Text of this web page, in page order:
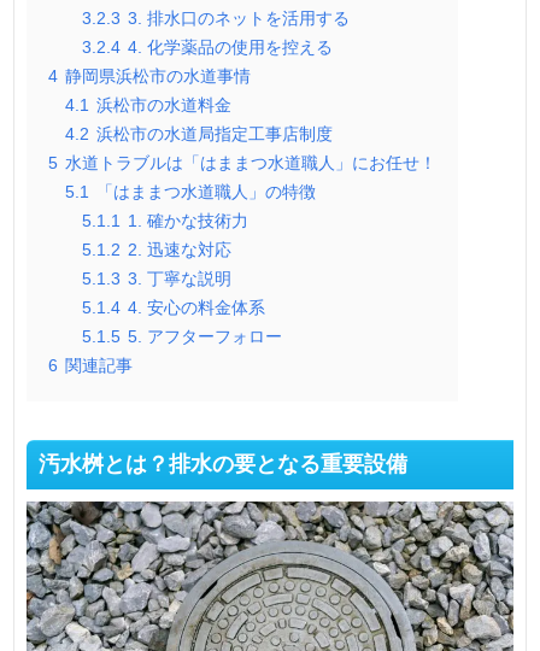
3.2.3 3. 排水口のネットを活用する
3.2.4 4. 化学薬品の使用を控える
4 静岡県浜松市の水道事情
4.1
浜松市の水道料金
4.2 浜松市の水道局指定工事店制度
5 水道トラブルは「はままつ水道職人」にお任せ！
5.1
「はままつ水道職人」の特徴
5.1.1
1. 確かな技術力
5.1.2 2. 迅速な対応
5.1.3 3. 丁寧な説明
5.1.4 4. 安心の料金体系
5.1.5 5. アフターフォロー
6 関連記事
汚水桝とは？排水の要となる重要設備